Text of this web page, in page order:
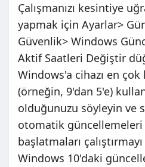
Çalışmanızı kesintiye
yapmak için Ayarlar>
Güvenlik> Windows
Aktif Saatleri Değiştir
Windows'a cihazı en
(örneğin, 9'dan 5'e)
olduğunuzu söyleyin ve
otomatik güncellemeleri
başlatmaları
Windows 10'daki